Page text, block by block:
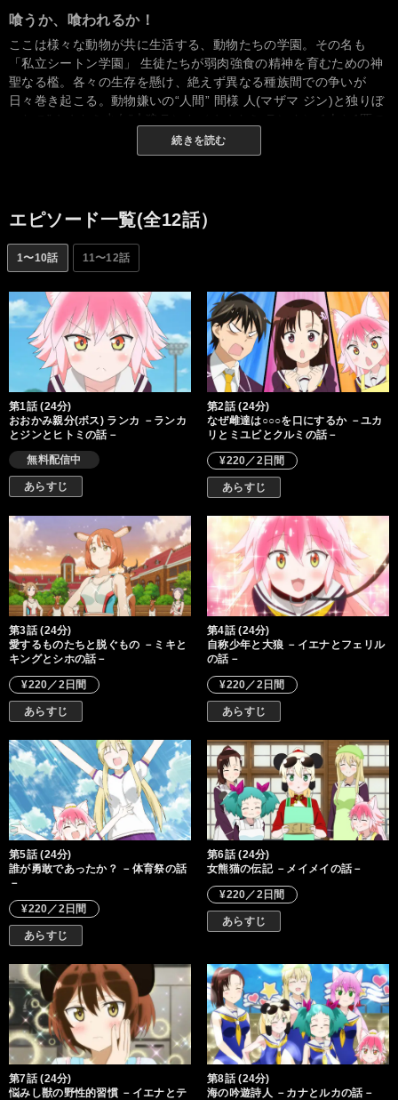
喰うか、喰われるか！
ここは様々な動物が共に生活する、動物たちの学園。その名も
「私立シートン学園」 生徒たちが弱肉強食の精神を育むための神
聖なる檻。各々の生存を懸け、絶えず異なる種族間での争いが
日々巻き起こる。動物嫌いの“人間” 間様 人(マザマ ジン)と独りぼ
っちの”オオカミ少女”大狼ランカ（オオカミ ランカ） 1人と1匹の
運命的な出会いによって、ハチャメチャ学園ライフが始まる
――！ 姿形は違っても、ペロペロすれば群れなせる！ 「ペロペロ
続きを読む
エピソード一覧(全12話）
1〜10話 11〜12話
第1話 (24分)
おおかみ親分(ボス) ランカ －ランカ
とジンとヒトミの話－
無料配信中
あらすじ
第2話 (24分)
なぜ雌達は○○○を口にするか －ユカ
リとミユビとクルミの話－
¥220／2日間
あらすじ
第3話 (24分)
愛するものたちと脱ぐもの －ミキと
キングとシホの話－
¥220／2日間
あらすじ
第4話 (24分)
自称少年と大狼 －イエナとフェリル
の話－
¥220／2日間
あらすじ
第5話 (24分)
誰が勇敢であったか？ －体育祭の話
－
¥220／2日間
あらすじ
第6話 (24分)
女熊猫の伝記 －メイメイの話－
¥220／2日間
あらすじ
第7話 (24分)
悩みし獣の野性的習慣 －イエナとテ
第8話 (24分)
海の吟遊詩人 －カナとルカの話－